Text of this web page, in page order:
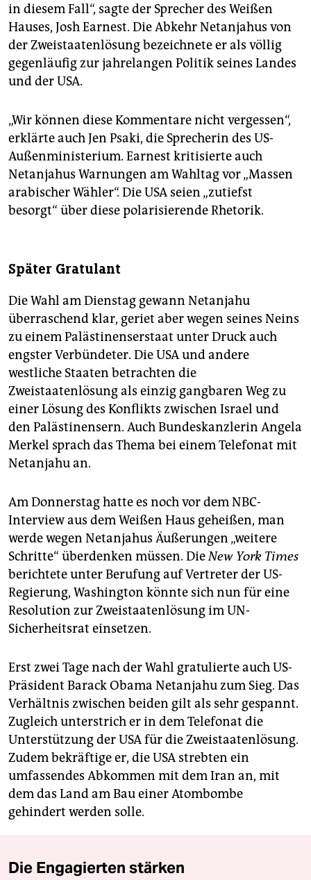
in diesem Fall“, sagte der Sprecher des Weißen
Hauses, Josh Earnest. Die Abkehr Netanjahus von
der Zweistaatenlösung bezeichnete er als völlig
gegenläufig zur jahrelangen Politik seines Landes
und der USA.
„Wir können diese Kommentare nicht vergessen“,
erklärte auch Jen Psaki, die Sprecherin des US-
Außenministerium. Earnest kritisierte auch
Netanjahus Warnungen am Wahltag vor „Massen
arabischer Wähler“. Die USA seien „zutiefst
besorgt“ über diese polarisierende Rhetorik.
Später Gratulant
Die Wahl am Dienstag gewann Netanjahu
überraschend klar, geriet aber wegen seines Neins
zu einem Palästinenserstaat unter Druck auch
engster Verbündeter. Die USA und andere
westliche Staaten betrachten die
Zweistaatenlösung als einzig gangbaren Weg zu
einer Lösung des Konflikts zwischen Israel und
den Palästinensern. Auch Bundeskanzlerin Angela
Merkel sprach das Thema bei einem Telefonat mit
Netanjahu an.
Am Donnerstag hatte es noch vor dem NBC-
Interview aus dem Weißen Haus geheißen, man
werde wegen Netanjahus Äußerungen „weitere
Schritte“ überdenken müssen. DieNew York Times
berichtete unter Berufung auf Vertreter der US-
Regierung, Washington könnte sich nun für eine
Resolution zur Zweistaatenlösung im UN-
Sicherheitsrat einsetzen.
Erst zwei Tage nach der Wahl gratulierte auch US-
Präsident Barack Obama Netanjahu zum Sieg. Das
Verhältnis zwischen beiden gilt als sehr gespannt.
Zugleich unterstrich er in dem Telefonat die
Unterstützung der USA für die Zweistaatenlösung.
Zudem bekräftige er, die USA strebten ein
umfassendes Abkommen mit dem Iran an, mit
dem das Land am Bau einer Atombombe
gehindert werden solle.
Die Engagierten stärken